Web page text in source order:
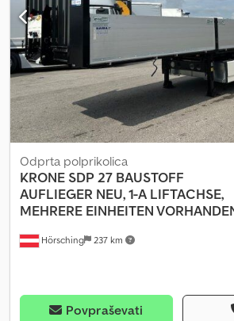
Slika ni nujno skladna s ponudbo. Dedpezr
Hörsching 237 km
Odprta polprikolica
KRONE SDP 27 BAUSTOFF
AUFLIEGER NEU, 1-A LIFTACHSE,
MEHRERE EINHEITEN
Povpraševati